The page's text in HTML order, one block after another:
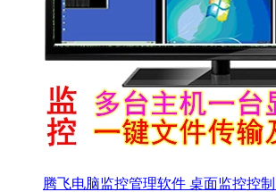
腾飞电脑监控管理软件 桌面监控控